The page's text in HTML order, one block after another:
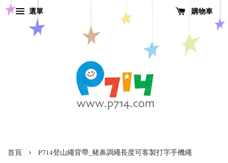
選單 購物車
首頁 › P714登山繩背帶_豬鼻調繩長度可客製打字手機繩